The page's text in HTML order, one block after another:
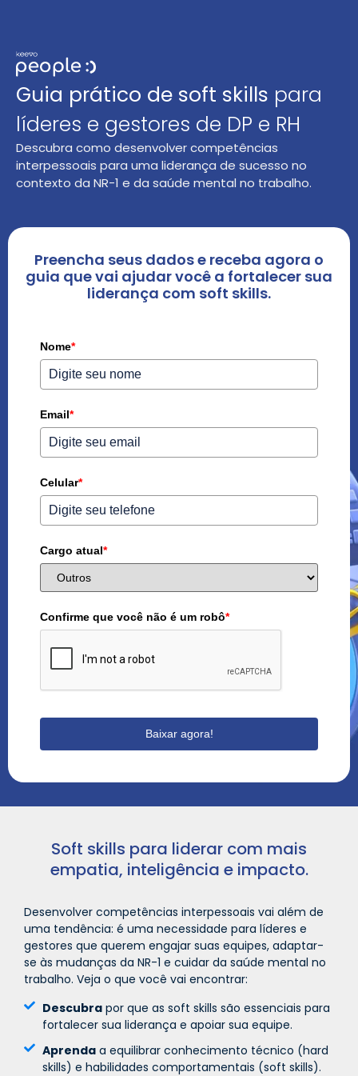
Guia prático de soft skills para
líderes e gestores de DP e RH
Descubra como desenvolver competências
interpessoais para uma liderança de sucesso no
contexto da NR-1 e da saúde mental no trabalho.
Preencha seus dados e receba agora o
guia que vai ajudar você a fortalecer sua
liderança com soft skills.
Nome*
Email*
Celular*
Cargo atual*
Confirme que você não é um robô*
Baixar agora!
Soft skills para liderar com mais
empatia, inteligência e impacto.
Desenvolver competências interpessoais vai além de
uma tendência: é uma necessidade para líderes e
gestores que querem engajar suas equipes, adaptar-
se às mudanças da NR-1 e cuidar da saúde mental no
trabalho. Veja o que você vai encontrar:
Descubrapor que as soft skills são essenciais para
fortalecer sua liderança e apoiar sua equipe.
Aprendaa equilibrar conhecimento técnico (hard
skills) e habilidades comportamentais (soft skills).